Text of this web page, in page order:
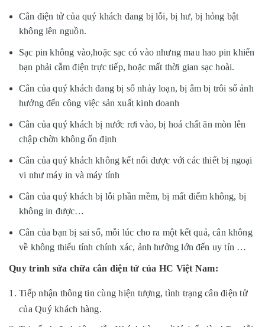
Cân điện tử của quý khách đang bị lỗi, bị hư, bị hỏng bật
không lên nguồn.
Sạc pin không vào,hoặc sạc có vào nhưng mau hao pin khiến
bạn phải cắm điện trực tiếp, hoặc mất thời gian sạc hoài.
Cân của quý khách đang bị số nhảy loạn, bị âm bị trôi số ảnh
hưởng đến công việc sản xuất kinh doanh
Cân của quý khách bị nước rơi vào, bị hoá chất ăn mòn lên
chập chờn không ổn định
Cân của quý khách không kết nối được với các thiết bị ngoại
vi như máy in và máy tính
Cân của quý khách bị lỗi phần mềm, bị mất điểm không, bị
không in được…
Cân của bạn bị sai số, mỗi lúc cho ra một kết quả, cân không
về không thiếu tính chính xác, ảnh hưởng lớn đến uy tín …
Quy trình sửa chữa cân điện tử của HC Việt Nam:
Tiếp nhận thông tin cùng hiện tượng, tình trạng cân điện tử
của Quý khách hàng.